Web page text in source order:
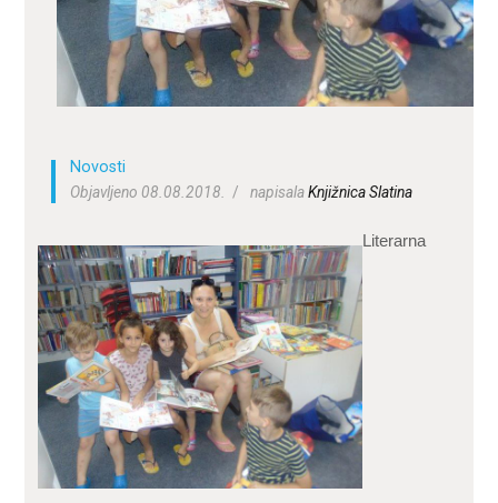
KONTAKT
Novosti
Objavljeno 08.08.2018.
napisalaKnjižnica Slatina
Literarna